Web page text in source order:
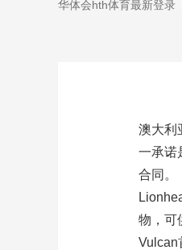
华体会hth体育最新登录
澳大利
一承诺
合同。
物，可
Vulcan